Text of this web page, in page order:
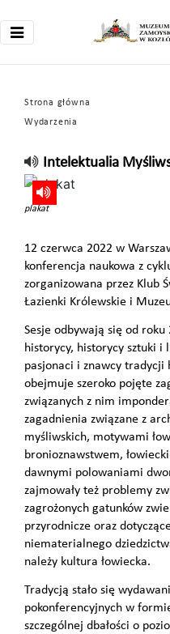
Strona główna
Wydarzenia
Intelektualia
plakat
12 czerwca 2022 w
konferencja naukowa z
zorganizowana przez Klub
Łazienki Królewskie i
Sesje odbywają się od
historycy, historycy sztuki
pasjonaci i znawcy tradycji
obejmuje szeroko pojęte
związanych z nim
zagadnienia związane z
myśliwskich, motywami
bronioznawstwem,
dawnymi polowaniami
zajmowały też problemy
zagrożonych gatunków
przyrodnicze oraz
niematerialnego
należy kultura łowiecka.
Tradycją stało się
pokonferencyjnych w
szczególnej dbałości o